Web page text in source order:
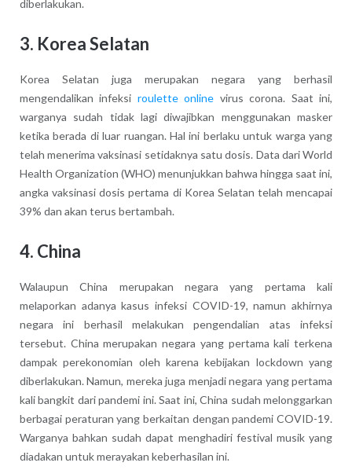
diberlakukan.
3. Korea Selatan
Korea Selatan juga merupakan negara yang berhasil
mengendalikan infeksi roulette online virus corona. Saat ini,
warganya sudah tidak lagi diwajibkan menggunakan masker
ketika berada di luar ruangan. Hal ini berlaku untuk warga yang
telah menerima vaksinasi setidaknya satu dosis. Data dari World
Health Organization (WHO) menunjukkan bahwa hingga saat ini,
angka vaksinasi dosis pertama di Korea Selatan telah mencapai
39% dan akan terus bertambah.
4. China
Walaupun China merupakan negara yang pertama kali
melaporkan adanya kasus infeksi COVID-19, namun akhirnya
negara ini berhasil melakukan pengendalian atas infeksi
tersebut. China merupakan negara yang pertama kali terkena
dampak perekonomian oleh karena kebijakan lockdown yang
diberlakukan. Namun, mereka juga menjadi negara yang pertama
kali bangkit dari pandemi ini. Saat ini, China sudah melonggarkan
berbagai peraturan yang berkaitan dengan pandemi COVID-19.
Warganya bahkan sudah dapat menghadiri festival musik yang
diadakan untuk merayakan keberhasilan ini.